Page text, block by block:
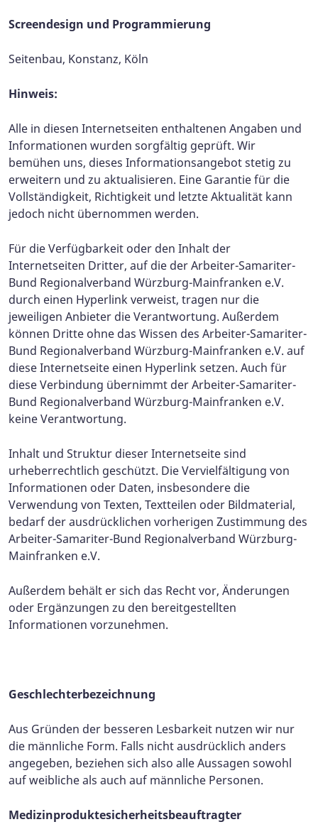
Screendesign und Programmierung
Seitenbau, Konstanz, Köln
Hinweis:
Alle in diesen Internetseiten enthaltenen Angaben und
Informationen wurden sorgfältig geprüft. Wir
bemühen uns, dieses Informationsangebot stetig zu
erweitern und zu aktualisieren. Eine Garantie für die
Vollständigkeit, Richtigkeit und letzte Aktualität kann
jedoch nicht übernommen werden.
Für die Verfügbarkeit oder den Inhalt der
Internetseiten Dritter, auf die der Arbeiter-Samariter-
Bund Regionalverband Würzburg-Mainfranken e.V.
durch einen Hyperlink verweist, tragen nur die
jeweiligen Anbieter die Verantwortung. Außerdem
können Dritte ohne das Wissen des Arbeiter-Samariter-
Bund Regionalverband Würzburg-Mainfranken e.V. auf
diese Internetseite einen Hyperlink setzen. Auch für
diese Verbindung übernimmt der Arbeiter-Samariter-
Bund Regionalverband Würzburg-Mainfranken e.V.
keine Verantwortung.
Inhalt und Struktur dieser Internetseite sind
urheberrechtlich geschützt. Die Vervielfältigung von
Informationen oder Daten, insbesondere die
Verwendung von Texten, Textteilen oder Bildmaterial,
bedarf der ausdrücklichen vorherigen Zustimmung des
Arbeiter-Samariter-Bund Regionalverband Würzburg-
Mainfranken e.V.
Außerdem behält er sich das Recht vor, Änderungen
oder Ergänzungen zu den bereitgestellten
Informationen vorzunehmen.
Geschlechterbezeichnung
Aus Gründen der besseren Lesbarkeit nutzen wir nur
die männliche Form. Falls nicht ausdrücklich anders
angegeben, beziehen sich also alle Aussagen sowohl
auf weibliche als auch auf männliche Personen.
Medizinproduktesicherheitsbeauftragter